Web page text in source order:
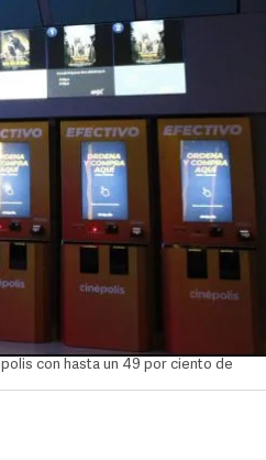
con hasta un 49 por ciento de